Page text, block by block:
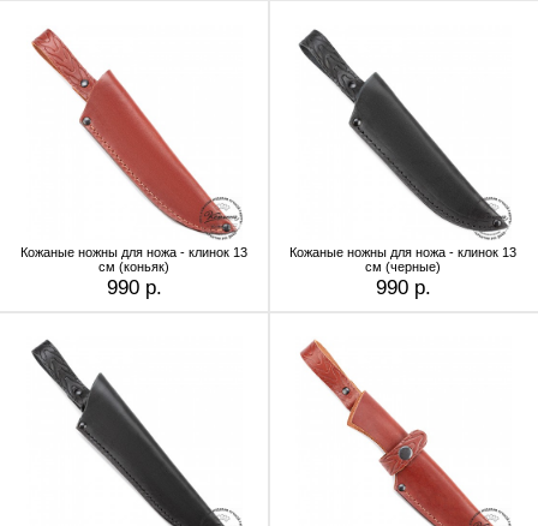
Кожаные ножны для ножа - клинок 13
см (коньяк)
990 р.
Кожаные ножны для ножа - клинок 13
см (черные)
990 р.